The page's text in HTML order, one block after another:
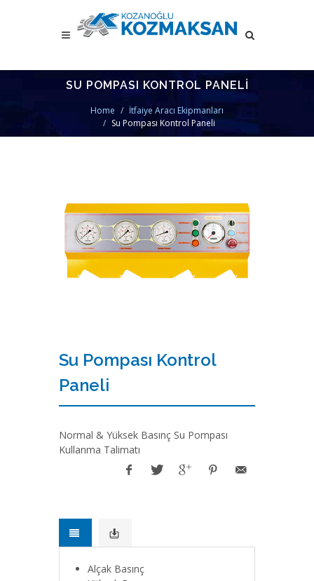
SU POMPASI KONTROL PANELI
Home
İtfaiye Aracı Ekipmanları
Su Pompası Kontrol Paneli
Su Pompası Kontrol
Paneli
Normal & Yüksek Basınç Su Pompası
Kullanma Talimatı
Alçak Basınç